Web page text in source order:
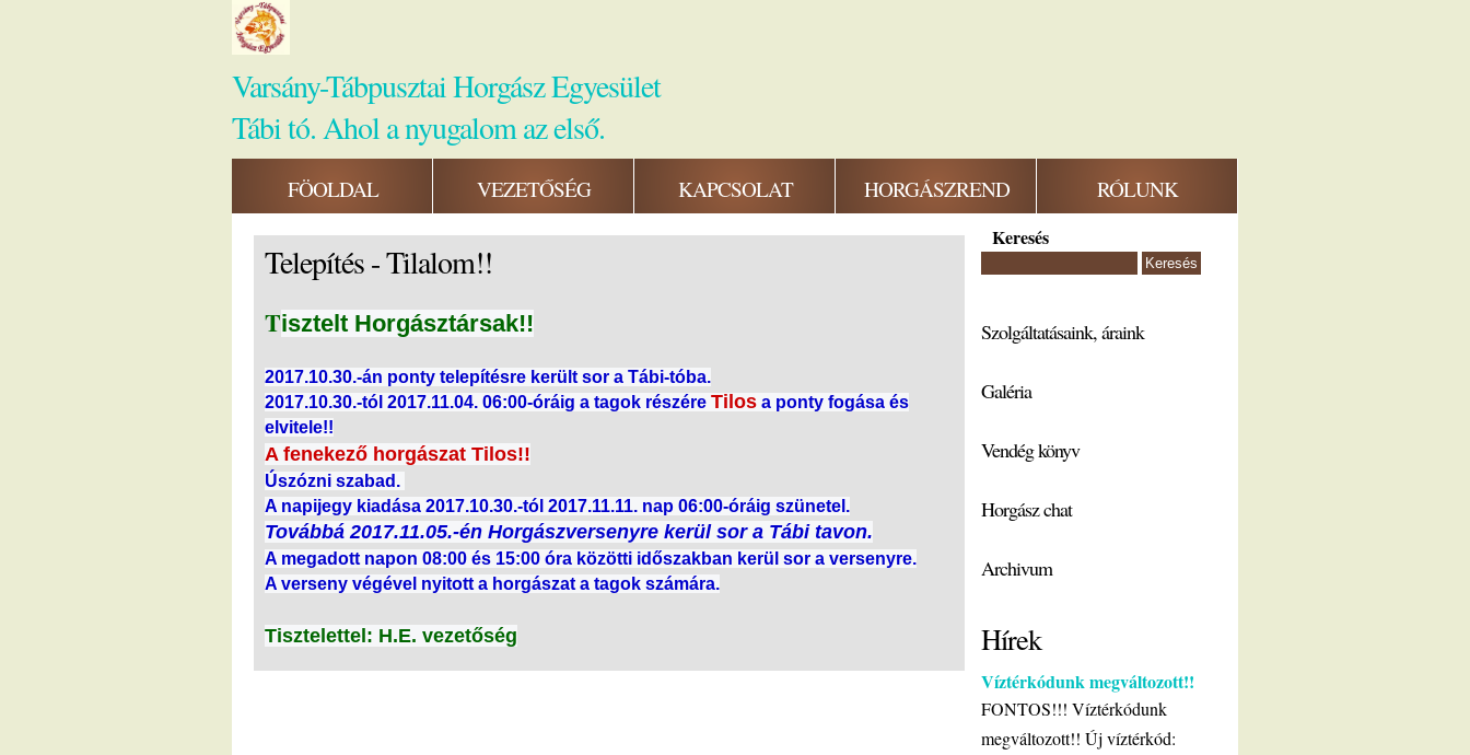
Varsány-Tábpusztai Horgász Egyesület
Tábi tó. Ahol a nyugalom az első.
FÖOLDAL VEZETŐSÉG KAPCSOLAT HORGÁSZREND RÓLUNK
Keresés
Szolgáltatásaink, áraink
Galéria
Vendég könyv
Horgász chat
Archivum
Hírek
Víztérkódunk megváltozott!!
FONTOS!!! Víztérkódunk
megváltozott!! Új víztérkód:
Telepítés - Tilalom!!
Tisztelt Horgásztársak!!
2017.10.30.-án ponty telepítésre került sor a Tábi-tóba.
2017.10.30.-tól 2017.11.04. 06:00-óráig a tagok részére Tilos a ponty fogása és
elvitele!!
A fenekező horgászat Tilos!!
Úszózni szabad.
A napijegy kiadása 2017.10.30.-tól 2017.11.11. nap 06:00-óráig szünetel.
Továbbá 2017.11.05.-én Horgászversenyre kerül sor a Tábi tavon.
A megadott napon 08:00 és 15:00 óra közötti időszakban kerül sor a versenyre.
A verseny végével nyitott a horgászat a tagok számára.
Tisztelettel: H.E. vezetőség